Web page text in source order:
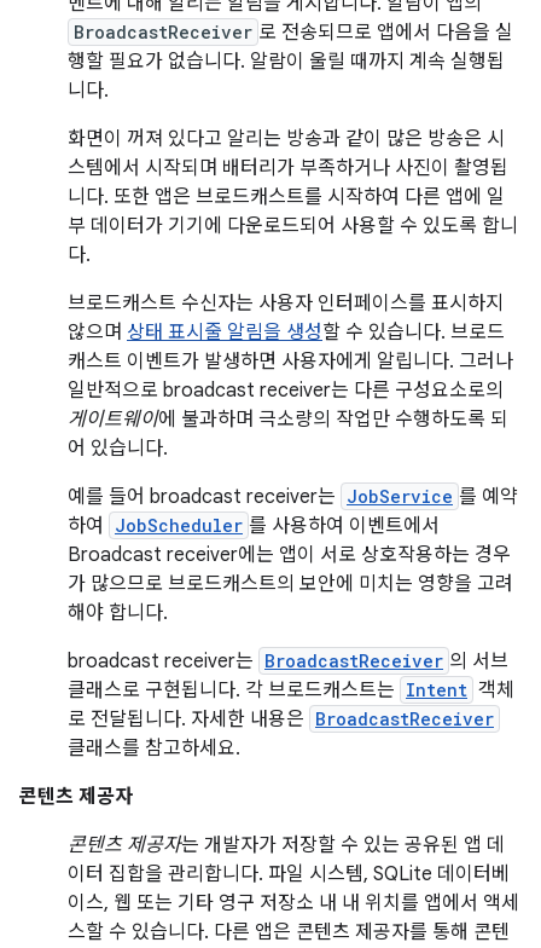
BroadcastReceiver 로 전송되므로 앱에서 다음을 실
행할 필요가 없습니다. 알람이 울릴 때까지 계속 실행됩
니다.
화면이 꺼져 있다고 알리는 방송과 같이 많은 방송은 시
스템에서 시작되며 배터리가 부족하거나 사진이 촬영됩
니다. 또한 앱은 브로드캐스트를 시작하여 다른 앱에 일
부 데이터가 기기에 다운로드되어 사용할 수 있도록 합니
다.
브로드캐스트 수신자는 사용자 인터페이스를 표시하지
않으며 상태 표시줄 알림을 생성할 수 있습니다. 브로드
캐스트 이벤트가 발생하면 사용자에게 알립니다. 그러나
일반적으로 broadcast receiver는 다른 구성요소로의
게이트웨이에 불과하며 극소량의 작업만 수행하도록 되
어 있습니다.
예를 들어 broadcast receiver는 JobService 를 예약
하여
JobScheduler 를 사용하여 이벤트에서
Broadcast receiver에는 앱이 서로 상호작용하는 경우
가 많으므로 브로드캐스트의 보안에 미치는 영향을 고려
해야 합니다.
broadcast receiver는 BroadcastReceiver 의 서브
클래스로 구현됩니다. 각 브로드캐스트는 Intent 객체
로 전달됩니다. 자세한 내용은 BroadcastReceiver
클래스를 참고하세요.
콘텐츠 제공자
콘텐츠 제공자는 개발자가 저장할 수 있는 공유된 앱 데
이터 집합을 관리합니다. 파일 시스템, SQLite 데이터베
이스, 웹 또는 기타 영구 저장소 내 내 위치를 앱에서 액세
스할 수 있습니다. 다른 앱은 콘텐츠 제공자를 통해 콘텐